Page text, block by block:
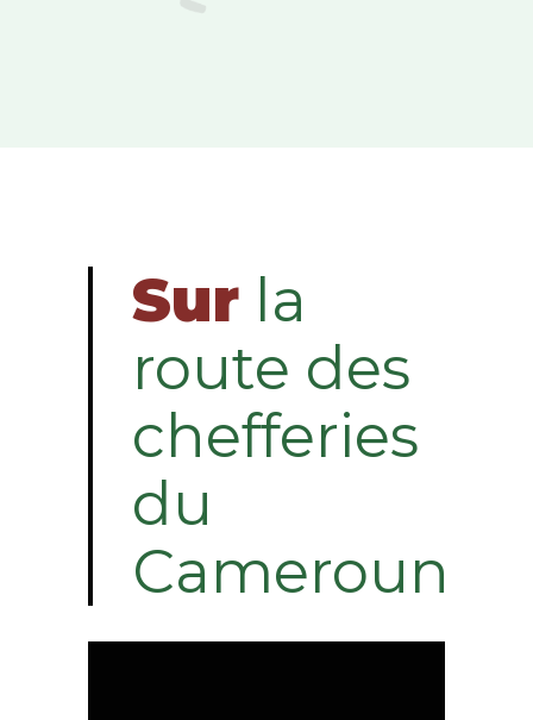
Sur la
route des
chefferies
du
Cameroun